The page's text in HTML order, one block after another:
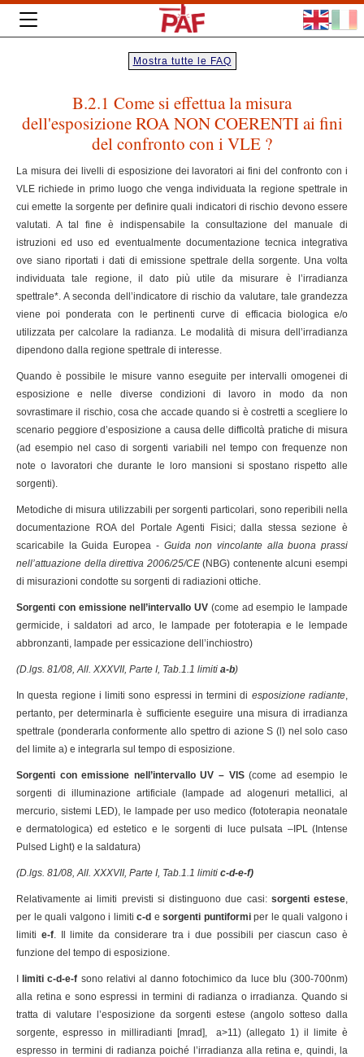
Mostra tutte le FAQ
B.2.1 Come si effettua la misura
dell'esposizione ROA NON COERENTI ai fini
del confronto con i VLE ?
La misura dei livelli di esposizione dei lavoratori ai fini del confronto con i
VLE richiede in primo luogo che venga individuata la regione spettrale in
cui emette la sorgente per definire quali indicatori di rischio devono essere
valutati. A tal fine è indispensabile la consultazione del manuale di
istruzioni ed uso ed eventualmente documentazione tecnica integrativa
ove siano riportati i dati di emissione spettrale della sorgente. Una volta
individuata tale regione, il dato più utile da misurare è l’irradianza
spettrale*. A seconda dell’indicatore di rischio da valutare, tale grandezza
viene poi ponderata con le pertinenti curve di efficacia biologica e/o
utilizzata per calcolare la radianza. Le modalità di misura dell’irradianza
dipendono dalla regione spettrale di interesse.
Quando è possibile le misure vanno eseguite per intervalli omogenei di
esposizione e nelle diverse condizioni di lavoro in modo da non
sovrastimare il rischio, cosa che accade quando si è costretti a scegliere lo
scenario peggiore d’esposizione a causa delle difficoltà pratiche di misura
(ad esempio nel caso di sorgenti variabili nel tempo con frequenze non
note o lavoratori che durante le loro mansioni si spostano rispetto alle
sorgenti).
Metodiche di misura utilizzabili per sorgenti particolari, sono reperibili nella
documentazione ROA del Portale Agenti Fisici; dalla stessa sezione è
scaricabile la Guida Europea - Guida non vincolante alla buona prassi
nell’attuazione della direttiva 2006/25/CE(NBG) contenente alcuni esempi
di misurazioni condotte su sorgenti di radiazioni ottiche.
Sorgenti con emissione nell’intervallo UV (come ad esempio le lampade
germicide, i saldatori ad arco, le lampade per fototerapia e le lempade
abbronzanti, lampade per essicazione dell’inchiostro)
(D.lgs. 81/08, All. XXXVII, Parte I, Tab.1.1 limiti a-b)
In questa regione i limiti sono espressi in termini di esposizione radiante,
pertanto, per determinarla è sufficiente eseguire una misura di irradianza
spettrale (ponderarla conformente allo spettro di azione S (l) nel solo caso
del limite a) e integrarla sul tempo di esposizione.
Sorgenti con emissione nell’intervallo UV – VIS(come ad esempio le
sorgenti di illuminazione artificiale (lampade ad alogenuri metallici, al
mercurio, sistemi LED), le lampade per uso medico (fototerapia neonatale
e dermatologica) ed estetico e le sorgenti di luce pulsata –IPL (Intense
Pulsed Light) e la saldatura)
(D.lgs. 81/08, All. XXXVII, Parte I, Tab.1.1 limiti c-d-e-f)
Relativamente ai limiti previsti si distinguono due casi: sorgenti estese,
per le quali valgono i limiti c-d e sorgenti puntiformiper le quali valgono i
limiti e-f. Il limite da considerare tra i due possibili per ciascun caso è
funzione del tempo di esposizione.
limiti c-d-e-f sono relativi al danno fotochimico da luce blu (300-700nm)
alla retina e sono espressi in termini di radianza o irradianza. Quando si
tratta di valutare l’esposizione da sorgenti estese (angolo sotteso dalla
sorgente, espresso in milliradianti [mrad], a>11) (allegato 1) il limite è
espresso in termini di radianza poiché l’irradianza alla retina e, quindi, la